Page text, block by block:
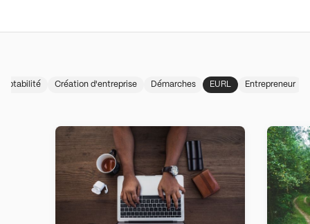
Création d'entreprise Démarches EURL Entrepreneur